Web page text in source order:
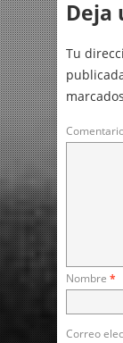
discurs
Deja
Tu
Nombre *
Correo